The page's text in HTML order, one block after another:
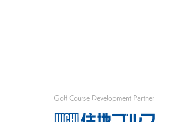
Golf Course Development Partner